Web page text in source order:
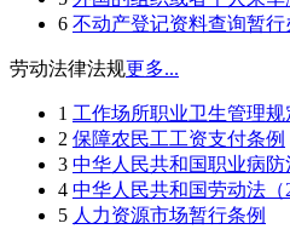
6 不动产登记资料查询暂行
劳动法律法规更多...
1 工作场所职业卫生管理规
2 保障农民工工资支付条例
3 中华人民共和国职业病防
4 中华人民共和国劳动法（
5 人力资源市场暂行条例